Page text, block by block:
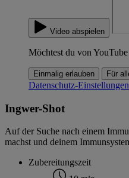
Video abspielen
Möchtest du von
Einmalig erlauben Für
Datenschutz-Einstellungen
Ingwer-Shot
Auf der Suche nach einem
machst und deinem
Zubereitungszeit